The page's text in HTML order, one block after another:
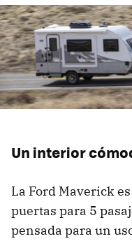
Un interior
La Ford Maverick
puertas para 5
pensada para un